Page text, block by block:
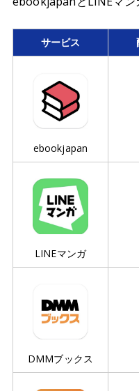
サービス
ebookjapan
LINEマンガ
DMMブックス